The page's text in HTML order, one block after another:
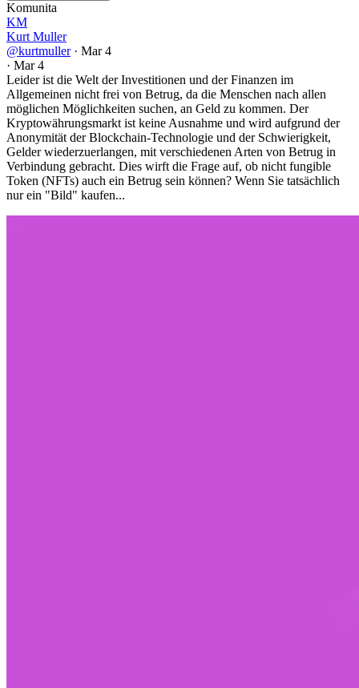
Komunita
KM
Kurt Muller
@kurtmuller · Mar 4
· Mar 4
Leider ist die Welt der Investitionen und der Finanzen im
Allgemeinen nicht frei von Betrug, da die Menschen nach allen
möglichen Möglichkeiten suchen, an Geld zu kommen. Der
Kryptowährungsmarkt ist keine Ausnahme und wird aufgrund der
Anonymität der Blockchain-Technologie und der Schwierigkeit,
Gelder wiederzuerlangen, mit verschiedenen Arten von Betrug in
Verbindung gebracht. Dies wirft die Frage auf, ob nicht fungible
Token (NFTs) auch ein Betrug sein können? Wenn Sie tatsächlich
nur ein "Bild" kaufen...